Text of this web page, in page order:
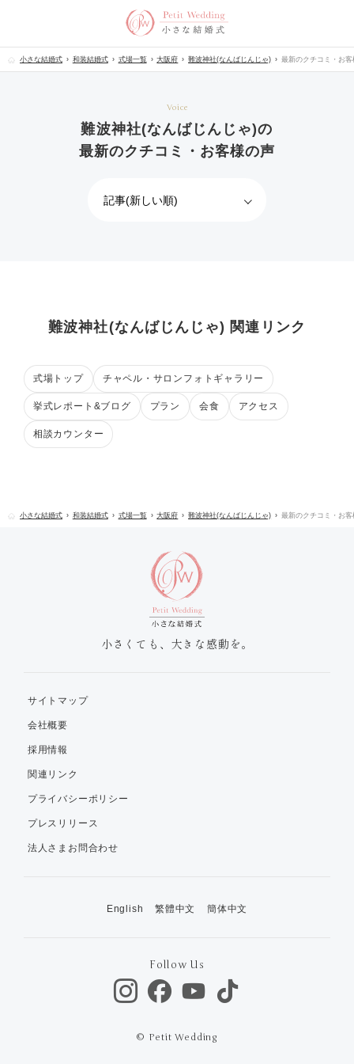
小さな結婚式 和装結婚式 式場一覧 大阪府 難波神社(なんばじんじゃ) 最新のクチコミ・お客
Voice
難波神社(なんばじんじゃ)の
最新のクチコミ・お客様の声
難波神社(なんばじんじゃ) 関連リンク
式場トップ チャペル・サロンフォトギャラリー
挙式レポート&ブログ プラン 会食 アクセス
相談カウンター
小さな結婚式 和装結婚式 式場一覧 大阪府 難波神社(なんばじんじゃ) 最新のクチコミ・お客
小さくても、大きな感動を。
サイトマップ
会社概要
採用情報
関連リンク
プライバシーポリシー
プレスリリース
法人さまお問合わせ
English 繁體中文 簡体中文
Follow Us
© Petit Wedding